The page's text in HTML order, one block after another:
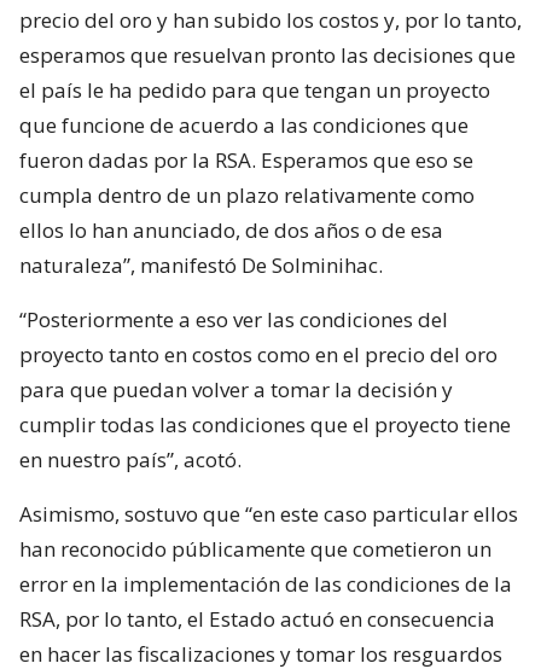
precio del oro y han subido los costos y, por lo tanto,
esperamos que resuelvan pronto las decisiones que
el país le ha pedido para que tengan un proyecto
que funcione de acuerdo a las condiciones que
fueron dadas por la RSA. Esperamos que eso se
cumpla dentro de un plazo relativamente como
ellos lo han anunciado, de dos años o de esa
naturaleza”, manifestó De Solminihac.
“Posteriormente a eso ver las condiciones del
proyecto tanto en costos como en el precio del oro
para que puedan volver a tomar la decisión y
cumplir todas las condiciones que el proyecto tiene
en nuestro país”, acotó.
Asimismo, sostuvo que “en este caso particular ellos
han reconocido públicamente que cometieron un
error en la implementación de las condiciones de la
RSA, por lo tanto, el Estado actuó en consecuencia
en hacer las fiscalizaciones y tomar los resguardos